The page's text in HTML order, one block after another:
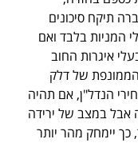
תיקח סיכונים
המניות בלבד ואם
איגרות החוב
של דלק
הנדל"ן, אם תהיה
אבל במצב של ירידה
כך יימחק מהר יותר